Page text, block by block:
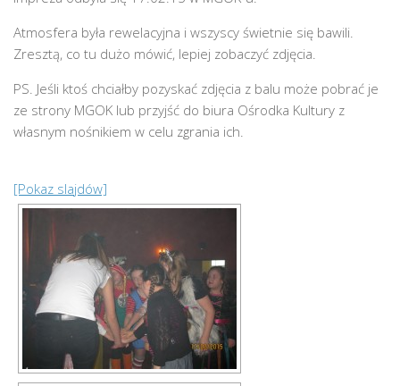
Atmosfera była rewelacyjna i wszyscy świetnie się bawili.
Zresztą, co tu dużo mówić, lepiej zobaczyć zdjęcia.
PS. Jeśli ktoś chciałby pozyskać zdjęcia z balu może pobrać je
ze strony MGOK lub przyjść do biura Ośrodka Kultury z
własnym nośnikiem w celu zgrania ich.
[Pokaz slajdów]